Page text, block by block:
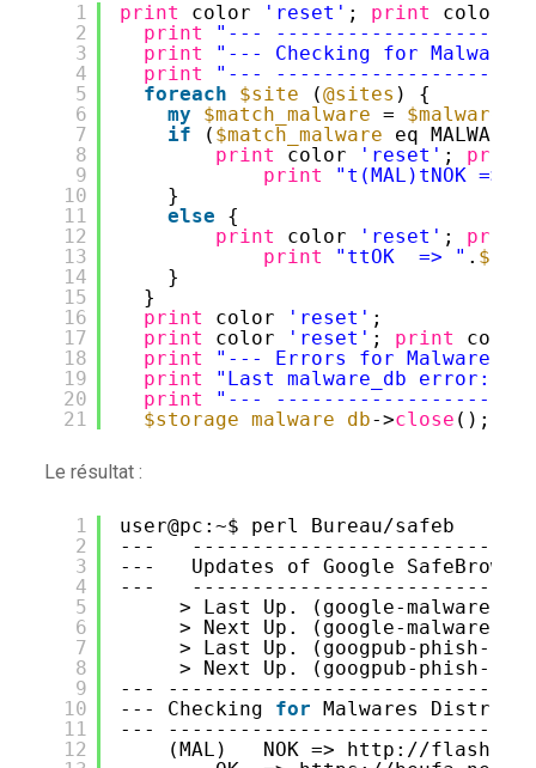
1
2
3
4
5
6
7
8
9
10
11
12
13
14
15
16
17
18
19
20
21
print color 'reset' ; print color
print
"---
print
"--- Checking for
print
"---
foreach
$site (@sites ) {
my
$match_malware =
if
( $match_malware
eq
print
color 'reset' ; print
print
"t(MAL)tNOK => "
}
else
{
print
color 'reset' ; print
print
"ttOK  => " .
}
}
print
color 'reset' ;
print
color 'reset' ; print
print
"--- Errors for Malwares
print
"Last malware_db error: "
print
"---
$storage_malware_db->close ();
Le résultat :
1
2
3
4
5
6
7
8
9
10
11
12
user@pc:~$ perl Bureau/safeb
---
---   Updates of Google
---
> Last Up. (google-malware-
> Next Up. (google-malware-
> Last Up. (googpub-phish-
> Next Up. (googpub-phish-
---
--- Checking for Malwares
---
(MAL)   NOK => http: //